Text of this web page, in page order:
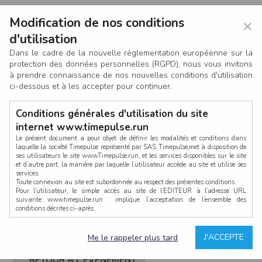
CONNEXION
RETOUR À L'ÉVÈNEMENT
×
Modification de nos conditions
d'utilisation
Dans le cadre de la nouvelle réglementation européenne sur la
protection des données personnelles (RGPD), nous vous invitons
à prendre connaissance de nos nouvelles conditions d'utilisation
ci-dessous et à les accepter pour continuer.
Conditions générales d'utilisation du site
internet www.timepulse.run
Le présent document a pour objet de définir les modalités et conditions dans
laquelle la société Timepulse représenté par SAS Timepulse,met à disposition de
ses utilisateurs le site www.Timepulse.run, et les services disponibles sur le site
et d’autre part, la manière par laquelle l’utilisateur accède au site et utilise ses
services.
Toute connexion au site est subordonnée au respect des présentes conditions.
Pour l’utilisateur, le simple accès au site de l’EDITEUR à l’adresse URL
suivante www.timepulse.run implique l’acceptation de l’ensemble des
conditions décrites ci-après.
La structure générale du site www.timepulse.run, par quelque procédé que ce
soit, sans l'autorisation préalable et par écrit de Fourcherot Mickael et/ou de ses
J'ACCEPTE
Me le rappeler plus tard